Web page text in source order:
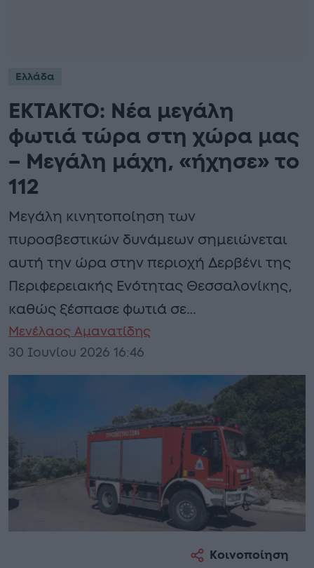
Ελλάδα
ΕΚΤΑΚΤΟ: Νέα μεγάλη
φωτιά τώρα στη χώρα μας
– Μεγάλη μάχη, «ήχησε» το
112
Μεγάλη κινητοποίηση των
πυροσβεστικών δυνάμεων σημειώνεται
αυτή την ώρα στην περιοχή Δερβένι της
Περιφερειακής Ενότητας Θεσσαλονίκης,
καθώς ξέσπασε φωτιά σε…
Μενέλαος Αμανατίδης
30 Ιουνίου 2026 16:46
Κοινοποίηση